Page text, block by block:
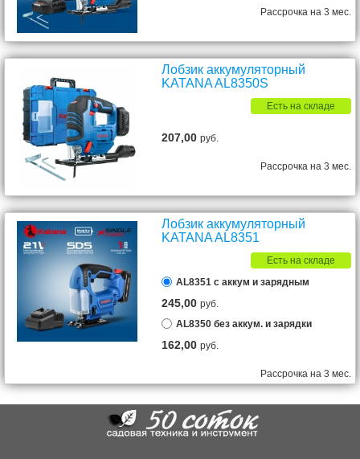
Рассрочка на 3 мес.
Лобзик аккумуляторный
KATANA AL8350S
Есть на складе
207,00руб.
Рассрочка на 3 мес.
Лобзик аккумуляторный
KATANA AL8351
Есть на складе
AL8351 с аккум и зарядным
245,00руб.
AL8350 без аккум. и зарядки
162,00руб.
Рассрочка на 3 мес.